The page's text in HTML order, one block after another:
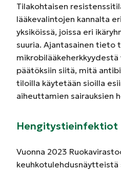
Tilakohtaisen
lääkevalintojen kannalta
yksiköissä, joissa eri
suuria. Ajantasainen tieto
päätöksiin siitä, mitä
tiloilla käytetään sioilla
aiheuttamien sairauksien
Hengitystieinfektiot
Vuonna 2023
keuhkotulehdusnäytteistä